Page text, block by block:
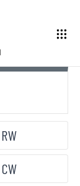
RW
CW